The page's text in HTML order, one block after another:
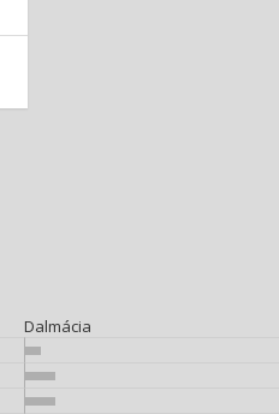
Dalmácia